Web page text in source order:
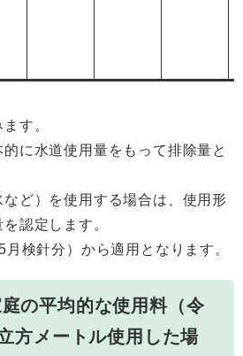
す。
に水道使用量をもって排除量と
ど）を使用する場合は、使用形
認定します。
検針分）から適用となります。
庭の平均的な使用料（令
方メートル使用した場